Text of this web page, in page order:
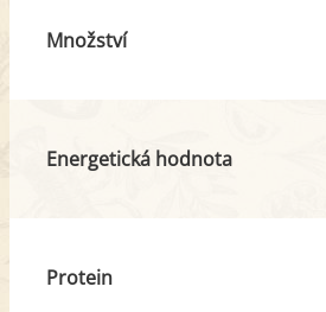
Množství
Energetická hodnota
Protein